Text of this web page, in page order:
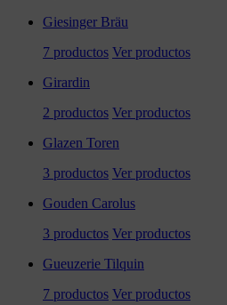
Giesinger Bräu
7 productos Ver productos
Girardin
2 productos Ver productos
Glazen Toren
3 productos Ver productos
Gouden Carolus
3 productos Ver productos
Gueuzerie Tilquin
7 productos Ver productos